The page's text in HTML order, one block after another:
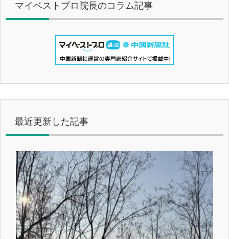
マイベストプロ院長のコラム記事
最近更新した記事